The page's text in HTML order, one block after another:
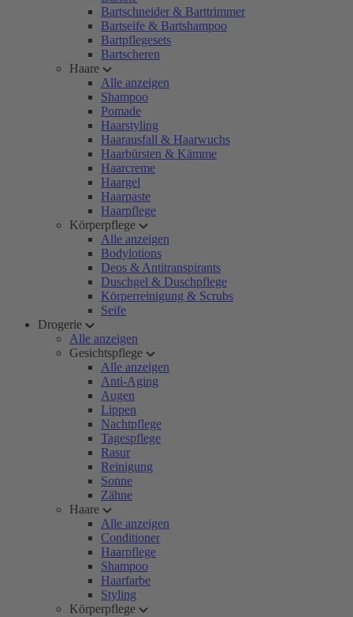
Bartschneider & Barttrimmer
Bartseife & Bartshampoo
Bartpflegesets
Bartscheren
Haare
Alle anzeigen
Shampoo
Pomade
Haarstyling
Haarausfall & Haarwuchs
Haarbürsten & Kämme
Haarcreme
Haargel
Haarpaste
Haarpflege
Körperpflege
Alle anzeigen
Bodylotions
Deos & Antitranspirants
Duschgel & Duschpflege
Körperreinigung & Scrubs
Seife
Drogerie
Alle anzeigen
Gesichtspflege
Alle anzeigen
Anti-Aging
Augen
Lippen
Nachtpflege
Tagespflege
Rasur
Reinigung
Sonne
Zähne
Haare
Alle anzeigen
Conditioner
Haarpflege
Shampoo
Haarfarbe
Styling
Körperpflege